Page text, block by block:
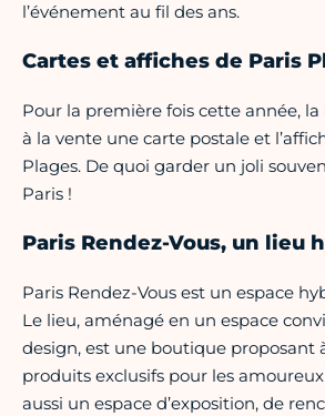
l’événement au fil des ans.
Cartes et affiches de Paris
Pour la première fois cette année,
à la vente une carte postale et
Plages. De quoi garder un joli
Paris !
Paris Rendez-Vous, un lieu
Paris Rendez-Vous est un espace
Le lieu, aménagé en un espace
design, est une boutique proposant
produits exclusifs pour les
aussi un espace d’exposition, de